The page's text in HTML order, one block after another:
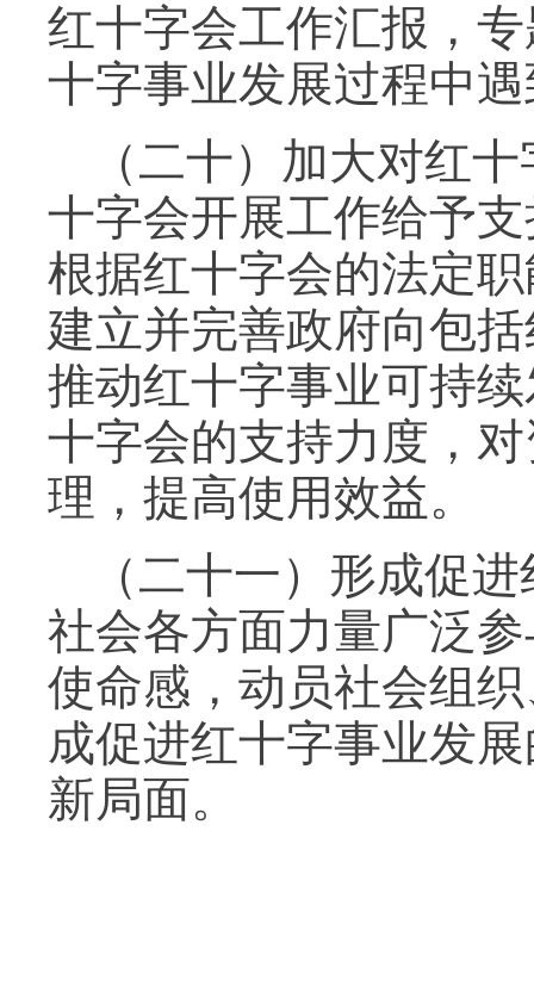
红十字会工作汇报，
十字事业发展过程中
（二十）加大对红
十字会开展工作给予
根据红十字会的法定
建立并完善政府向包
推动红十字事业可持
十字会的支持力度，
理，提高使用效益。
（二十一）形成促
社会各方面力量广泛
使命感，动员社会组
成促进红十字事业发
新局面。